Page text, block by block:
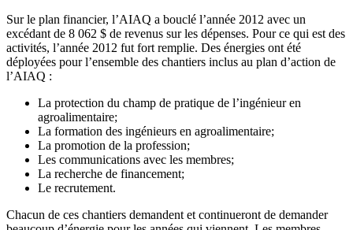
Sur le plan financier, l’AIAQ a bouclé l’année 2012 avec un
excédant de 8 062 $ de revenus sur les dépenses. Pour ce qui est des
activités, l’année 2012 fut fort remplie. Des énergies ont été
déployées pour l’ensemble des chantiers inclus au plan d’action de
l’AIAQ :
La protection du champ de pratique de l’ingénieur en
agroalimentaire;
La formation des ingénieurs en agroalimentaire;
La promotion de la profession;
Les communications avec les membres;
La recherche de financement;
Le recrutement.
Chacun de ces chantiers demandent et continueront de demander